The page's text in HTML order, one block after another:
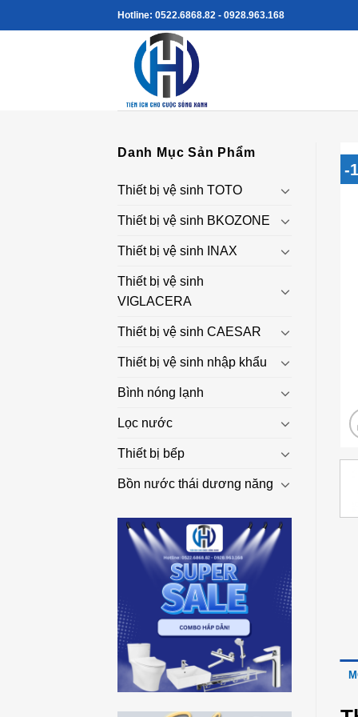
to
Hotline: 0522.6868.82 - 0928.963.168
Danh Mục Sản Phẩm
Thiết bị vệ sinh TOTO
Thiết bị vệ sinh BKOZONE
Thiết bị vệ sinh INAX
Thiết bị vệ sinh
VIGLACERA
Thiết bị vệ sinh CAESAR
Thiết bị vệ sinh nhập khẩu
Bình nóng lạnh
Lọc nước
Thiết bị bếp
Bồn nước thái dương năng
-